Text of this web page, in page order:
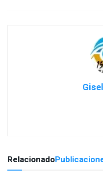
Relacionado